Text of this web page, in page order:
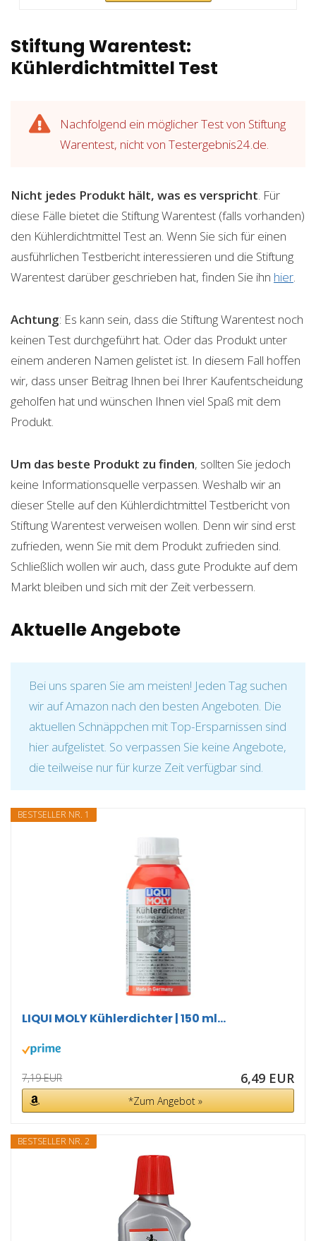
Stiftung Warentest:
Kühlerdichtmittel Test
Nachfolgend ein möglicher Test von Stiftung
Warentest, nicht von Testergebnis24.de.
Nicht jedes Produkt hält, was es verspricht. Für
diese Fälle bietet die Stiftung Warentest (falls vorhanden)
den Kühlerdichtmittel Test an. Wenn Sie sich für einen
ausführlichen Testbericht interessieren und die Stiftung
Warentest darüber geschrieben hat, finden Sie ihn hier.
Achtung: Es kann sein, dass die Stiftung Warentest noch
keinen Test durchgeführt hat. Oder das Produkt unter
einem anderen Namen gelistet ist. In diesem Fall hoffen
wir, dass unser Beitrag Ihnen bei Ihrer Kaufentscheidung
geholfen hat und wünschen Ihnen viel Spaß mit dem
Produkt.
Um das beste Produkt zu finden, sollten Sie jedoch
keine Informationsquelle verpassen. Weshalb wir an
dieser Stelle auf den Kühlerdichtmittel Testbericht von
Stiftung Warentest verweisen wollen. Denn wir sind erst
zufrieden, wenn Sie mit dem Produkt zufrieden sind.
Schließlich wollen wir auch, dass gute Produkte auf dem
Markt bleiben und sich mit der Zeit verbessern.
Aktuelle Angebote
Bei uns sparen Sie am meisten! Jeden Tag suchen
wir auf Amazon nach den besten Angeboten. Die
aktuellen Schnäppchen mit Top-Ersparnissen sind
hier aufgelistet. So verpassen Sie keine Angebote,
die teilweise nur für kurze Zeit verfügbar sind.
BESTSELLER NR. 1
LIQUI MOLY Kühlerdichter | 150 ml...
7,19 EUR 6,49 EUR
*Zum Angebot »
BESTSELLER NR. 2